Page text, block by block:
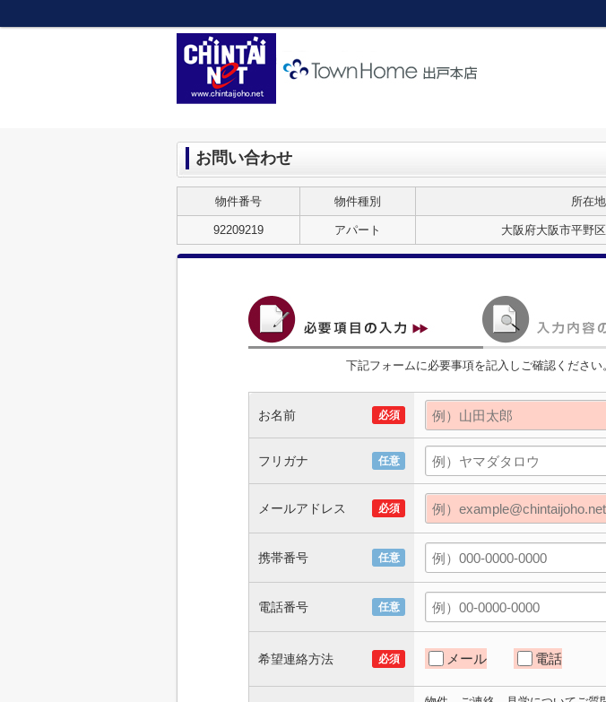
お問い合わせ
物件番号 物件種別 所在地
92209219 アパート 大阪府大阪市平野
下記フォームに必要事項を記入しご確認くださ
お名前 必須
フリガナ 任意
メールアドレス 必須
携帯番号 任意
電話番号 任意
希望連絡方法 必須 メール 電話